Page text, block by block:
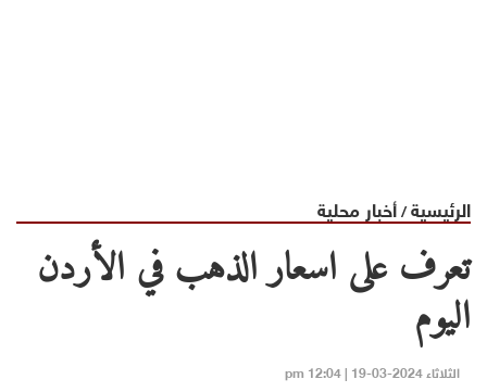
الرئيسية/أخبار محلية
تعرف على اسعار الذهب في الأردن
اليوم
الثلاثاء 2024-03-19 | 12:04 pm